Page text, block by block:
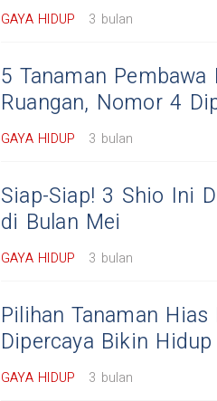
GAYA HIDUP 3 bulan
5 Tanaman
Ruangan, Nomor 4
GAYA HIDUP 3 bulan
Siap-Siap! 3 Shio Ini
di Bulan Mei
GAYA HIDUP 3 bulan
Pilihan Tanaman
Dipercaya Bikin
GAYA HIDUP 3 bulan